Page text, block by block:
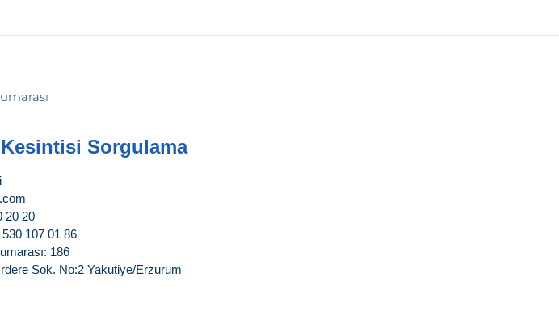
Sorgulama
20 20
107 01 86
186
Sok. No:2 Yakutiye/Erzurum